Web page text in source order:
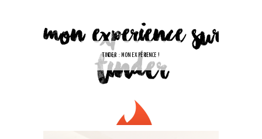
TINDER : MON EXPÉRIENCE !